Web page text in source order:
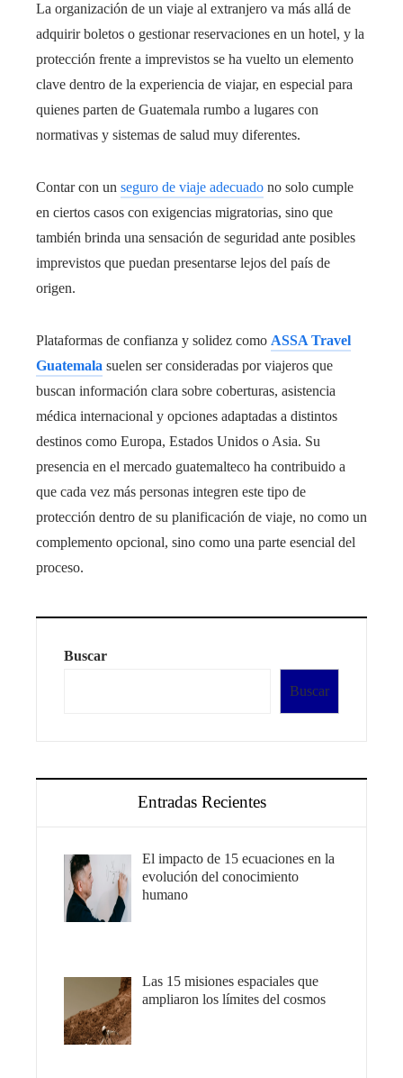
La organización de un viaje al extranjero va más allá de
adquirir boletos o gestionar reservaciones en un hotel, y la
protección frente a imprevistos se ha vuelto un elemento
clave dentro de la experiencia de viajar, en especial para
quienes parten de Guatemala rumbo a lugares con
normativas y sistemas de salud muy diferentes.
Contar con un seguro de viaje adecuado no solo cumple
en ciertos casos con exigencias migratorias, sino que
también brinda una sensación de seguridad ante posibles
imprevistos que puedan presentarse lejos del país de
origen.
Plataformas de confianza y solidez como ASSA Travel
Guatemala suelen ser consideradas por viajeros que
buscan información clara sobre coberturas, asistencia
médica internacional y opciones adaptadas a distintos
destinos como Europa, Estados Unidos o Asia. Su
presencia en el mercado guatemalteco ha contribuido a
que cada vez más personas integren este tipo de
protección dentro de su planificación de viaje, no como un
complemento opcional, sino como una parte esencial del
proceso.
Buscar
Buscar
Entradas Recientes
El impacto de 15 ecuaciones en la
evolución del conocimiento
humano
Las 15 misiones espaciales que
ampliaron los límites del cosmos